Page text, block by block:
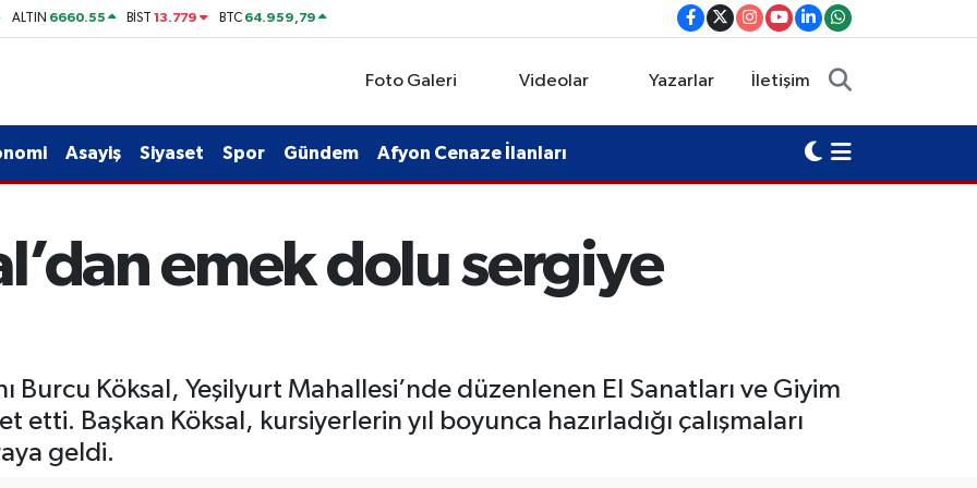
ALTIN 6660.55 BİST13.779 BTC 64.959,79
Foto Galeri Videolar Yazarlar İletişim
Asayiş Siyaset Spor Gündem Afyon Cenaze İlanları
emek dolu sergiye
Burcu Köksal, Yeşilyurt Mahallesi’nde düzenlenen El Sanatları ve Giyim
etti. Başkan Köksal, kursiyerlerin yıl boyunca hazırladığı çalışmaları
geldi.